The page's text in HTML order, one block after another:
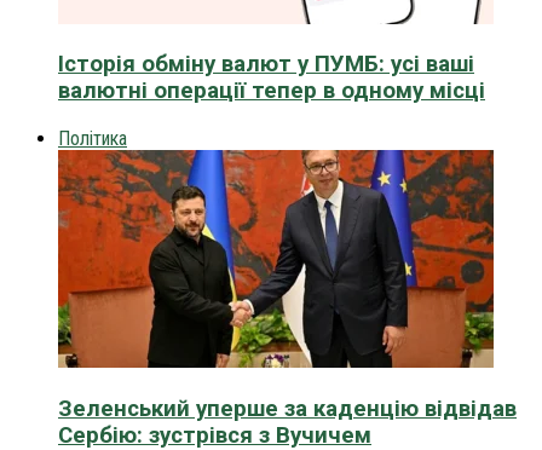
Історія обміну валют у ПУМБ: усі ваші
валютні операції тепер в одному місці
Політика
Зеленський уперше за каденцію відвідав
Сербію: зустрівся з Вучичем